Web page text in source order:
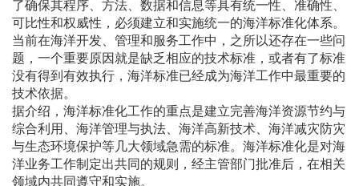
了确保其程序、方法、数据和信息等具有统一性、准确性、
可比性和权威性，必须建立和实施统一的海洋标准化体系。
当前在海洋开发、管理和服务工作中，之所以还存在一些问
题，一个重要原因就是缺乏相应的技术标准，或者有了标准
没有得到有效执行，海洋标准已经成为海洋工作中最重要的
技术依据。
据介绍，海洋标准化工作的重点是建立完善海洋资源节约与
综合利用、海洋管理与执法、海洋高新技术、海洋减灾防灾
与生态环境保护等几大领域急需的标准。海洋标准化是对海
洋业务工作制定出共同的规则，经主管部门批准后，在相关
领域内共同遵守和实施。